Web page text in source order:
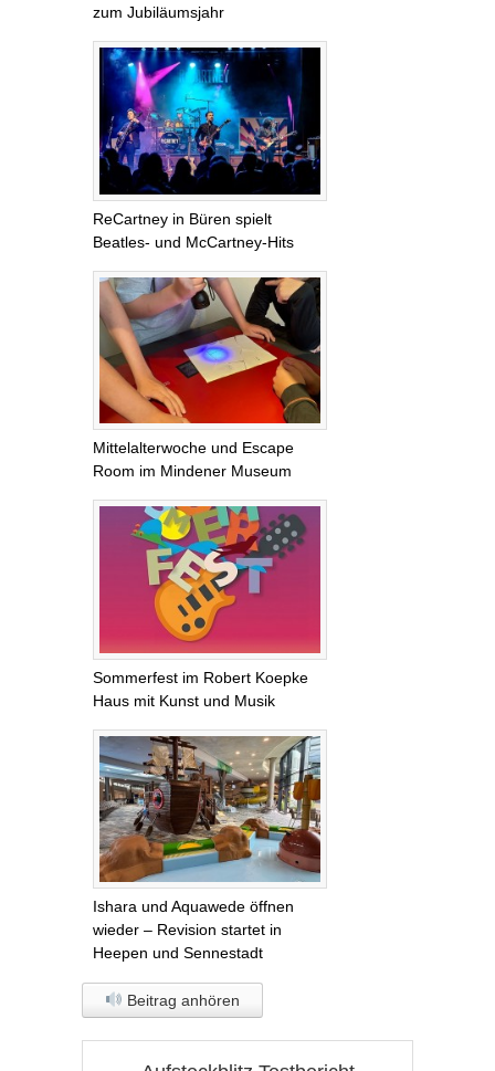
zum Jubiläumsjahr
ReCartney in Büren spielt
Beatles- und McCartney-Hits
Mittelalterwoche und Escape
Room im Mindener Museum
Sommerfest im Robert Koepke
Haus mit Kunst und Musik
Ishara und Aquawede öffnen
wieder – Revision startet in
Heepen und Sennestadt
Beitrag anhören